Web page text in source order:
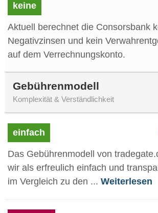
keine
Aktuell berechnet die Consorsbank
Negativzinsen und kein
auf dem Verrechnungskonto.
Gebührenmodell
Komplexität & Verständlichkeit
einfach
Das Gebührenmodell von
wir als erfreulich einfach und
im Vergleich zu den ... Weiterlesen